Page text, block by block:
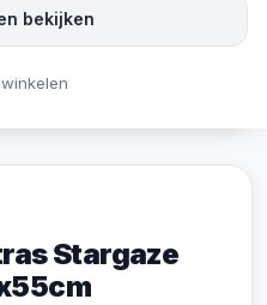
Stargaze
bekijken